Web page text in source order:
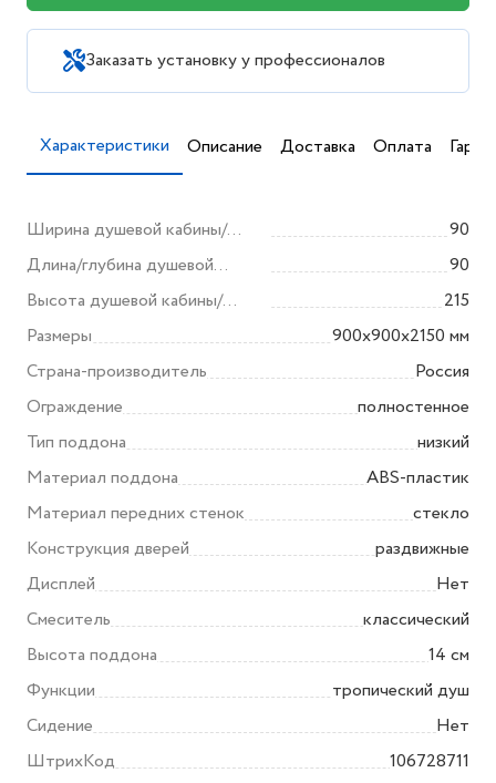
Заказать установку у профессионалов
Характеристики Описание Доставка Оплата
Ширина душевой кабины/
ограждения (мм)
90
Длина/глубина душевой
кабины/ограждения (мм)
90
Высота душевой кабины/
ограждения (мм)
215
Размеры
900х900х2150 мм
Страна-производитель
Россия
Ограждение
полностенное
Тип поддона
низкий
Материал поддона
ABS-пластик
Материал передних стенок
стекло
Конструкция дверей
раздвижные
Дисплей
Нет
Смеситель
классический
Высота поддона
14 см
Функции
тропический душ
Сидение
Нет
ШтрихКод
106728711